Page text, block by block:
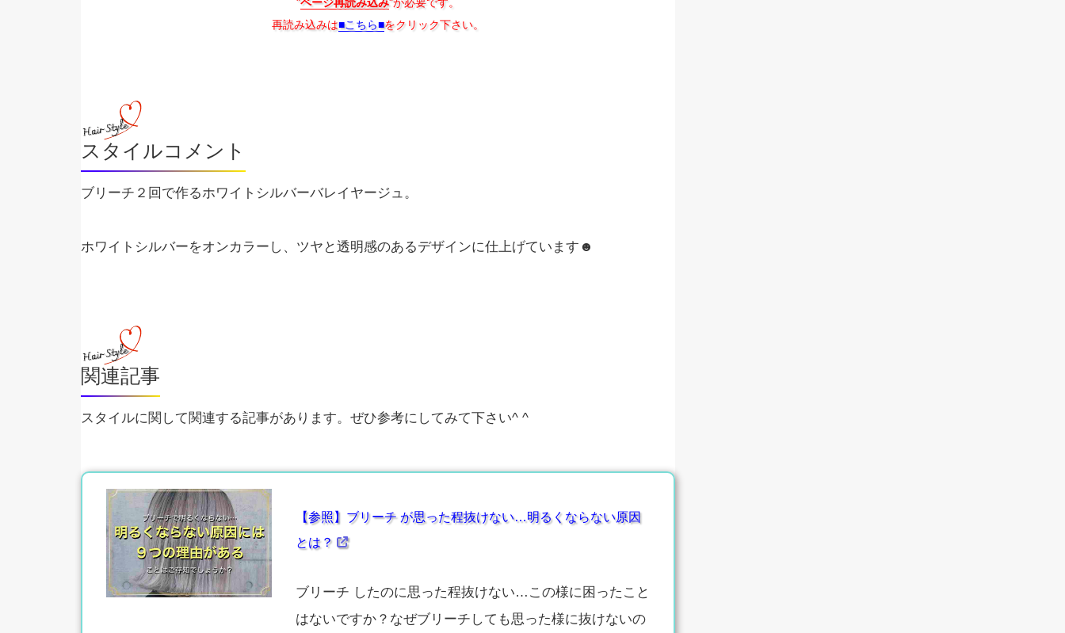
"ページ再読み込み"が必要です。
再読み込みは■こちら■をクリック下さい。
スタイルコメント
ブリーチ２回で作るホワイトシルバーバレイヤージュ。
ホワイトシルバーをオンカラーし、ツヤと透明感のあるデザインに仕上げています☻
関連記事
スタイルに関して関連する記事があります。ぜひ参考にしてみて下さい^ ^
【参照】ブリーチ が思った程抜けない…明るくならない原因
とは？
ブリーチ したのに思った程抜けない…この様に困ったこと
はないですか？なぜブリーチしても思った様に抜けないの